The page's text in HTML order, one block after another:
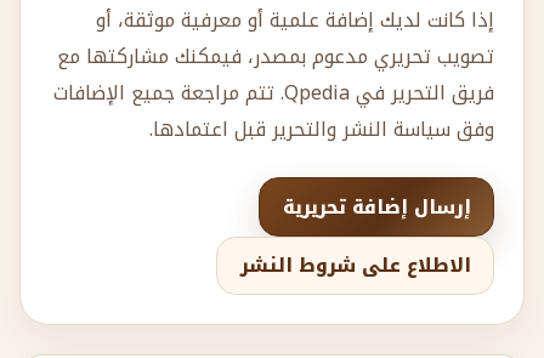
إذا كانت لديك إضافة علمية أو معرفية موثقة، أو
تصويب تحريري مدعوم بمصدر، فيمكنك مشاركتها مع
فريق التحرير في Qpedia. تتم مراجعة جميع الإضافات
وفق سياسة النشر والتحرير قبل اعتمادها.
إرسال إضافة تحريرية
الاطلاع على شروط النشر